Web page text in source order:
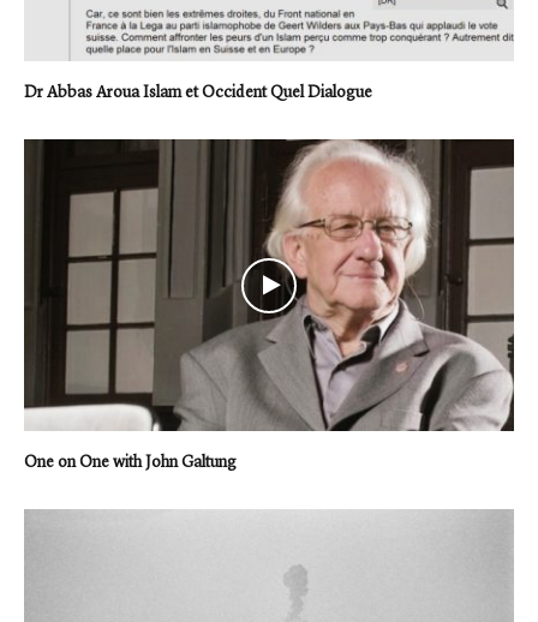
Dr Abbas Aroua Islam et Occident Quel Dialogue
One on One with John Galtung